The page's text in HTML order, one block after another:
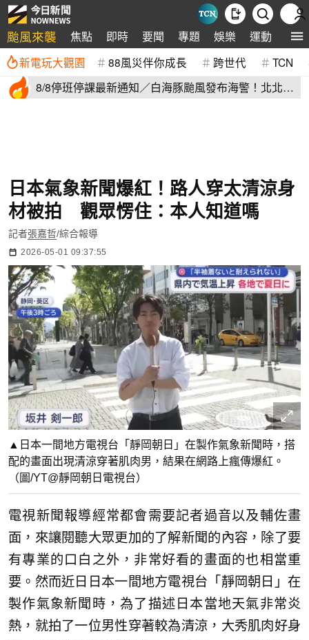
颱風來襲 焦點 即時 要聞 專題 娛樂 運動 全球
新電玩大觀園 88風災伴你成長 跨世代 TCN
8/8停班停課最新通知／白海豚颱風發布海警！北北基
日本氣象新聞爆紅！路人穿太清涼身
材被拍 觀眾愣住：本人知道嗎
記者張嘉哲/綜合報導
2026-05-01 09:37:55
▲日本一間地方電視台「靜岡朝日」在製作氣象新聞時，搭
配的畫面出現清涼穿著肌肉男，結果在網路上瘋傳爆紅。
（圖/YT@靜岡朝日電視台）
電視新聞報導經常都會需要記者過音以及輔佐畫
面，來讓閱聽大眾更加的了解新聞的內容，除了要
有專業的口白之外，非常好看的畫面的也相當重
要。然而近日日本一間地方電視台「靜岡朝日」在
製作氣象新聞時，為了描述日本當地天氣非常炎
熱，就拍了一位男性穿著較為清涼，大秀肌肉好身